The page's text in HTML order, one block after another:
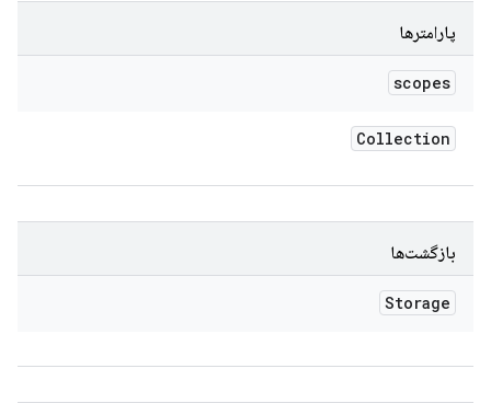
پارامترها
scopes
Collection
بازگشت‌ها
Storage